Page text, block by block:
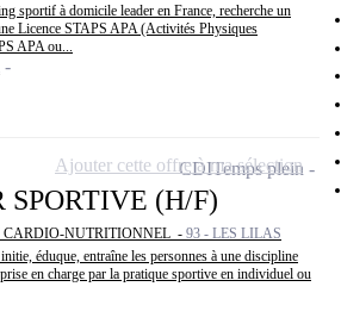
sportif à domicile leader en France, recherche un
Licence STAPS APA (Activités Physiques
APA ou...
SPORTIVE (H/F)
CARDIO-NUTRITIONNEL - 93 - LES LILAS
éduque, entraîne les personnes à une discipline
en charge par la pratique sportive en individuel ou
CDITemps plein
Ajouter cette offre à ma sélection